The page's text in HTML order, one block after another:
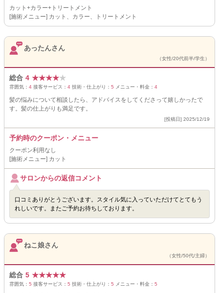
カット+カラー+トリートメント
[施術メニュー] カット、カラー、トリートメント
あったんさん
（女性/20代前半/学生）
総合 4 ★★★★★
雰囲気： 4 接客サービス： 4 技術・仕上がり： 5 メニュー・料金： 4
髪の悩みについて相談したら、アドバイスをしてくださって嬉しかったで
す。髪の仕上がりも満足です。
[投稿日] 2025/12/19
予約時のクーポン・メニュー
クーポン利用なし
[施術メニュー] カット
サロンからの返信コメント
口コミありがとうございます。スタイル気に入っていただけてとてもう
れしいです。またご予約お待ちしております。
ねこ娘さん
（女性/50代/主婦）
総合 5 ★★★★★
雰囲気： 5 接客サービス： 5 技術・仕上がり： 5 メニュー・料金： 5